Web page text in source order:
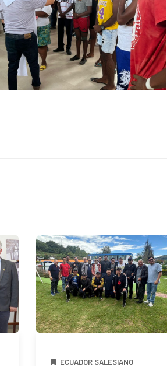
ECUADOR SALESIANO